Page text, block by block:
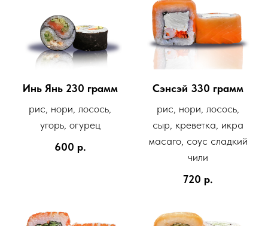
Инь Янь 230 грамм
рис, нори, лосось,
угорь, огурец
600 р.
Сэнсэй 330 грамм
рис, нори, лосось,
сыр, креветка, икра
масаго, соус сладкий
чили
720 р.